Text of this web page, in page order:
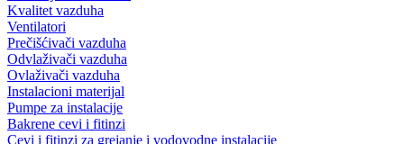
Kvalitet vazduha
Ventilatori
Prečišćivači vazduha
Odvlaživači vazduha
Ovlaživači vazduha
Instalacioni materijal
Pumpe za instalacije
Bakrene cevi i fitinzi
Cevi i fitinzi za grejanje i vodovodne instalacije